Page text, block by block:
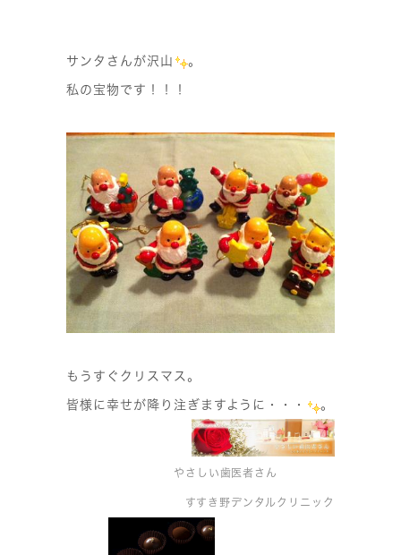
サンタさんが沢山 。
私の宝物です！！！
もうすぐクリスマス。
皆様に幸せが降り注ぎますように・・・ 。
やさしい歯医者さん
すすき野デンタルクリニック